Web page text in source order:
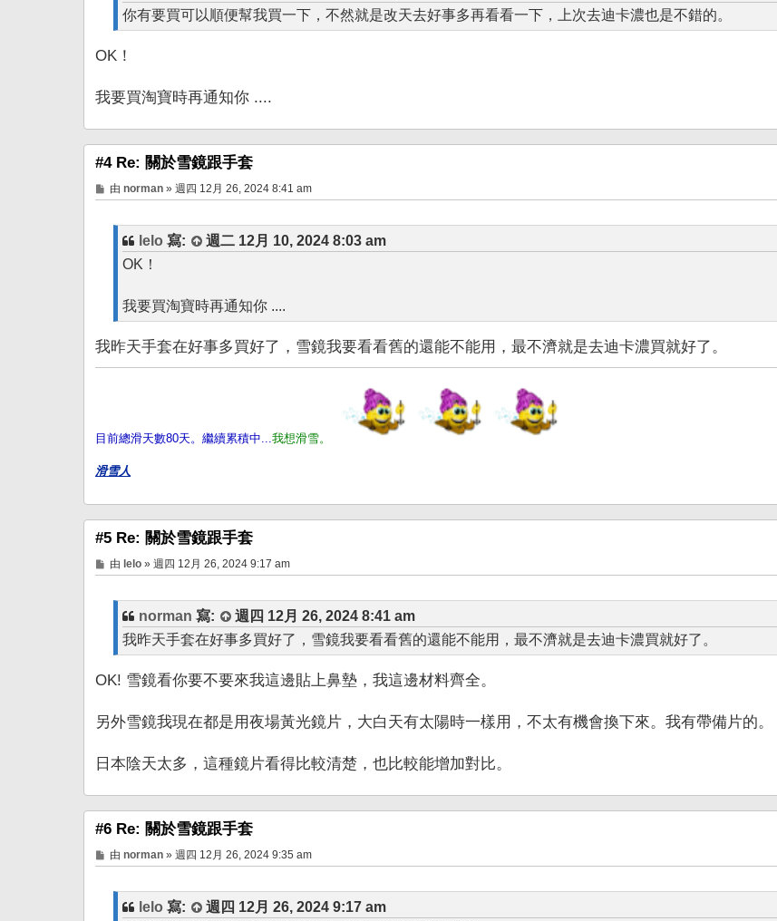
你有要買可以順便幫我買一下，不然就是改天去好事多再看看一下，上次去迪卡濃也是不錯的。
OK！
我要買淘寶時再通知你 ....
#4 Re: 關於雪鏡跟手套
文
章
由 norman» 週四 12月 26, 2024 8:41 am
lelo 寫:
週二 12月 10, 2024 8:03 am
OK！
我要買淘寶時再通知你 ....
我昨天手套在好事多買好了，雪鏡我要看看舊的還能不能用，最不濟就是去迪卡濃買就好了。
目前總滑天數80天。繼續累積中... 我想滑雪。
滑雪人
#5 Re: 關於雪鏡跟手套
文
章
由 lelo» 週四 12月 26, 2024 9:17 am
norman 寫:
週四 12月 26, 2024 8:41 am
我昨天手套在好事多買好了，雪鏡我要看看舊的還能不能用，最不濟就是去迪卡濃買就好了。
OK! 雪鏡看你要不要來我這邊貼上鼻墊，我這邊材料齊全。
另外雪鏡我現在都是用夜場黃光鏡片，大白天有太陽時一樣用，不太有機會換下來。我有帶備片的。
日本陰天太多，這種鏡片看得比較清楚，也比較能增加對比。
#6 Re: 關於雪鏡跟手套
文
章
由 norman» 週四 12月 26, 2024 9:35 am
lelo 寫:
週四 12月 26, 2024 9:17 am